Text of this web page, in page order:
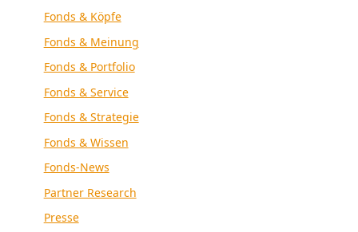
Fonds & Köpfe
Fonds & Meinung
Fonds & Portfolio
Fonds & Service
Fonds & Strategie
Fonds & Wissen
Fonds-News
Partner Research
Presse